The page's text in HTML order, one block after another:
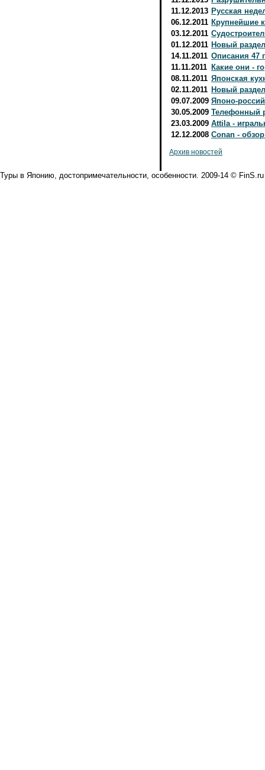
11.12.2013 Русская
06.12.2011 Крупнейшие
03.12.2011
01.12.2011 Новый
14.11.2011 Описания 47
11.11.2011 Какие они -
08.11.2011 Японская
02.11.2011 Новый
09.07.2009 Японо-
30.05.2009 Телефонный
23.03.2009 Attila -
12.12.2008 Conan -
Архив новостей
Туры в Японию, достопримечательности, особенности. 2009-14 © FinS.ru